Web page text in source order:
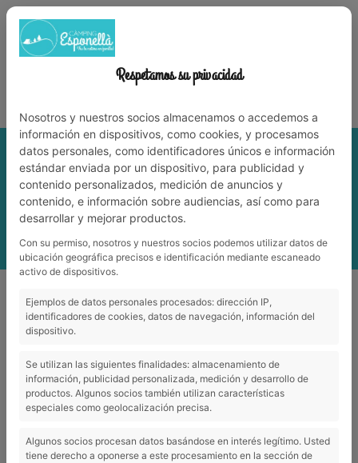
972 59 70 74
TRAVAILLEZ AVEC NOUS
Vit la nature en famille!
MENU
Culture_Castellfollit de la Roca
Castellfollit de la Roca
Respetamos su privacidad
Nosotros y nuestros socios almacenamos o accedemos a
información en dispositivos, como cookies, y procesamos
datos personales, como identificadores únicos e información
estándar enviada por un dispositivo, para publicidad y
contenido personalizados, medición de anuncios y
contenido, e información sobre audiencias, así como para
desarrollar y mejorar productos.
Con su permiso, nosotros y nuestros socios podemos utilizar datos de
ubicación geográfica precisos e identificación mediante escaneado
activo de dispositivos.
Ejemplos de datos personales procesados: dirección IP,
identificadores de cookies, datos de navegación, información del
dispositivo.
Se utilizan las siguientes finalidades: almacenamiento de
información, publicidad personalizada, medición y desarrollo de
productos. Algunos socios también utilizan características
especiales como geolocalización precisa.
Algunos socios procesan datos basándose en interés legítimo. Usted
tiene derecho a oponerse a este procesamiento en la sección de